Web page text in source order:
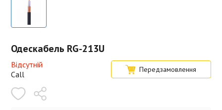
Одескабель RG-213U
Відсутній
Call
Передзамовлення